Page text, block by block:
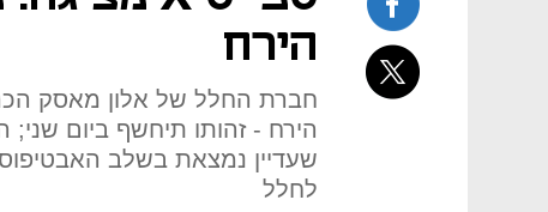
הירח
חברת החלל של אלון מאסק
שעדיין נמצאת בשלב
לחלל